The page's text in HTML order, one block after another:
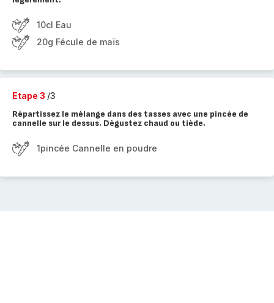
10cl Eau
20g Fécule de maïs
Etape 3 /3
Répartissez le mélange dans des tasses avec une pincée de
cannelle sur le dessus. Dégustez chaud ou tiède.
1pincée Cannelle en poudre